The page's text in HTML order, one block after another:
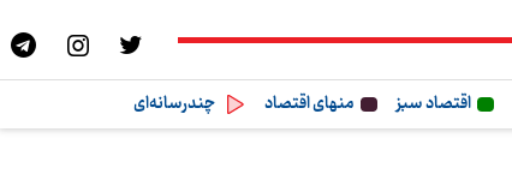
اقتصاد سبز منهای اقتصاد
چندرسانه‌ای